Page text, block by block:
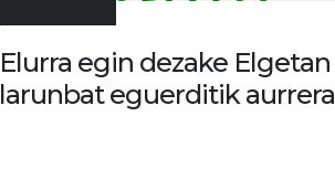
Elurra egin dezake Elgetan
larunbat eguerditik aurrera